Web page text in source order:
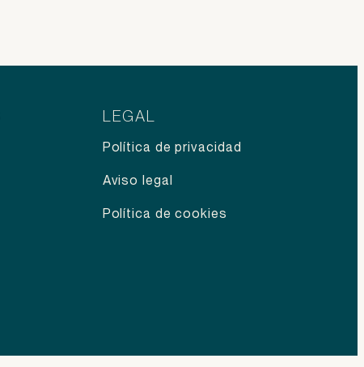
LEGAL
Política de privacidad
Aviso legal
Política de cookies